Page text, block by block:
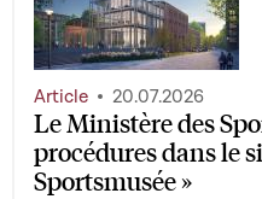
Le Ministère des
procédures dans le
Sportsmusée »
Article 20.07.2026